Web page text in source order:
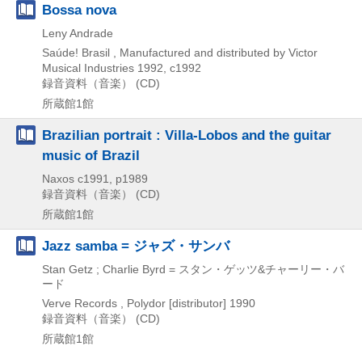
Bossa nova
Leny Andrade
Saúde! Brasil , Manufactured and distributed by Victor
Musical Industries 1992, c1992
録音資料（音楽） (CD)
所蔵館1館
Brazilian portrait : Villa-Lobos and the guitar
music of Brazil
Naxos c1991, p1989
録音資料（音楽） (CD)
所蔵館1館
Jazz samba = ジャズ・サンバ
Stan Getz ; Charlie Byrd = スタン・ゲッツ&チャーリー・バ
ード
Verve Records , Polydor [distributor] 1990
録音資料（音楽） (CD)
所蔵館1館